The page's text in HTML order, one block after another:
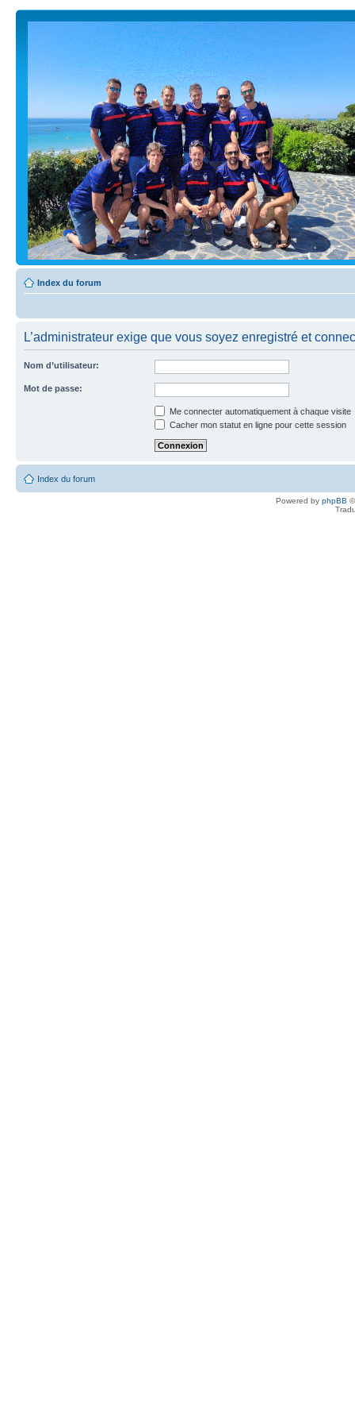
Index du forum
L’administrateur exige que vous soyez enregistré et
Nom d’utilisateur:
Mot de passe:
Me connecter automatiquement à chaque visite
Cacher mon statut en ligne pour cette session
Index du forum
Powered by phpBB